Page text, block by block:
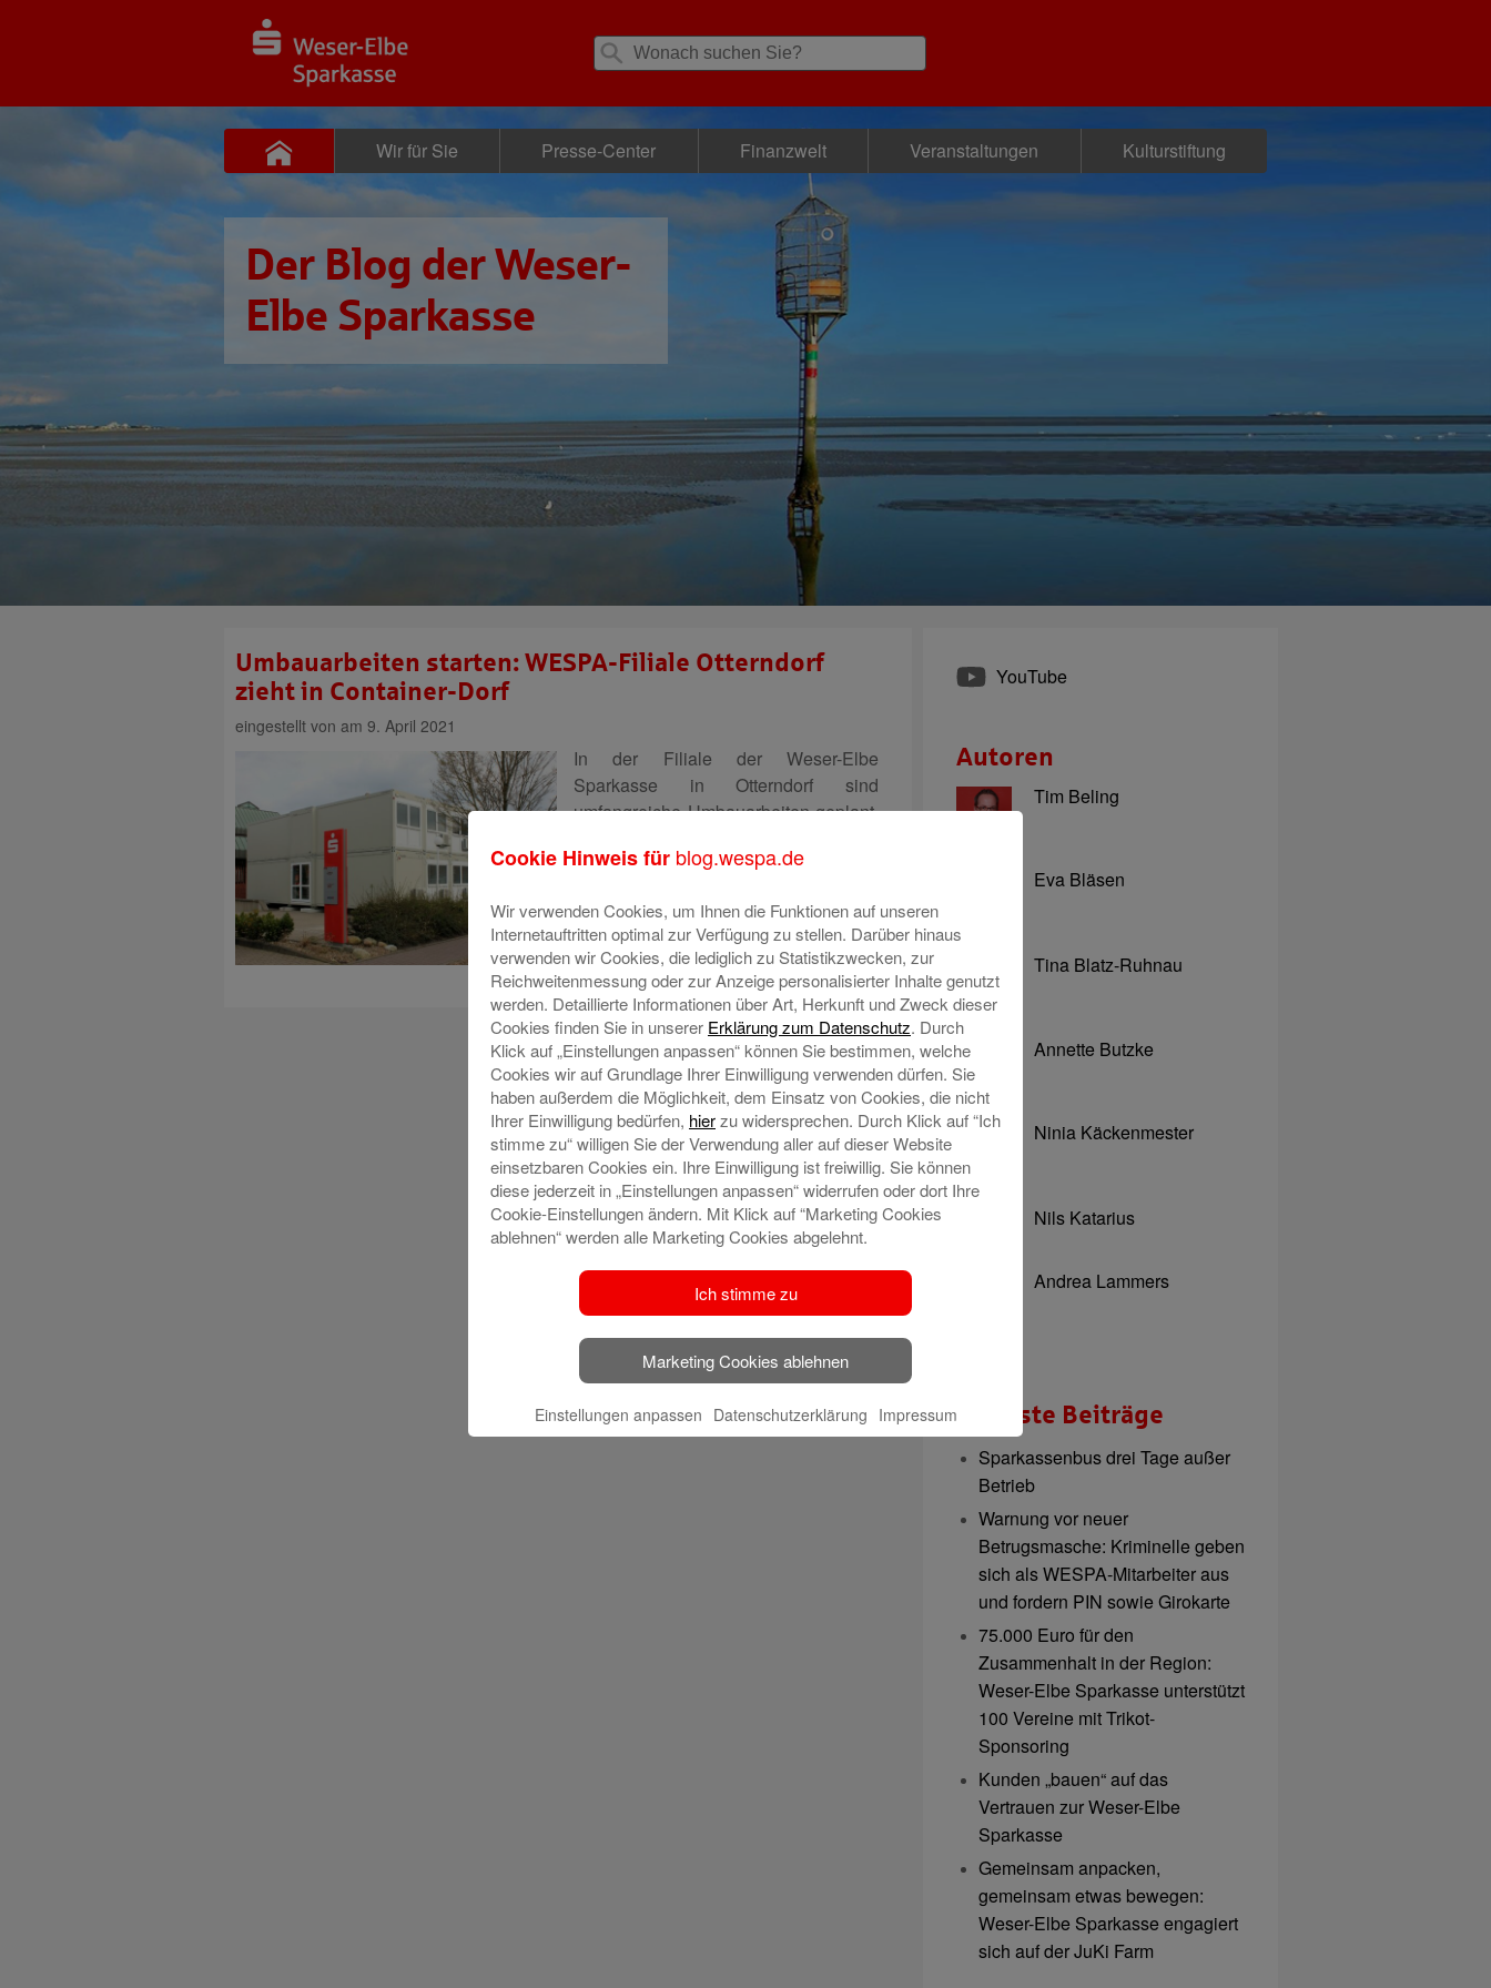
Wir für Sie Presse-Center Finanzwelt Veranstaltungen Kulturstiftung
Der Blog der Weser-
Elbe Sparkasse
Umbauarbeiten starten: WESPA-Filiale Otterndorf
zieht in Container-Dorf
eingestellt von am 9. April 2021
In der Filiale der Weser-Elbe
Sparkasse in Otterndorf sind
umfangreiche Umbauarbeiten geplant.
und optimal für die Beratung
die Brücke zwischen der digitalen und
stationären Sparkasse bilden. Die
Umbauarbeiten sind einMehr lesen
YouTube
Autoren
Tim Beling
Eva Bläsen
Tina Blatz-Ruhnau
Annette Butzke
Ninia Käckenmester
Nils Katarius
Andrea Lammers
Neueste Beiträge
Sparkassenbus drei Tage außer
Betrieb
Warnung vor neuer
Betrugsmasche: Kriminelle geben
sich als WESPA-Mitarbeiter aus
und fordern PIN sowie Girokarte
75.000 Euro für den
Zusammenhalt in der Region:
Weser-Elbe Sparkasse unterstützt
100 Vereine mit Trikot-
Sponsoring
Kunden „bauen“ auf das
Vertrauen zur Weser-Elbe
Sparkasse
Gemeinsam anpacken,
gemeinsam etwas bewegen:
Weser-Elbe Sparkasse engagiert
sich auf der JuKi Farm
Cookie Hinweis für blog.wespa.de
Wir verwenden Cookies, um Ihnen die Funktionen auf unseren
Internetauftritten optimal zur Verfügung zu stellen. Darüber hinaus
verwenden wir Cookies, die lediglich zu Statistikzwecken, zur
Reichweitenmessung oder zur Anzeige personalisierter Inhalte genutzt
werden. Detaillierte Informationen über Art, Herkunft und Zweck dieser
Cookies finden Sie in unserer Erklärung zum Datenschutz. Durch
Klick auf „Einstellungen anpassen“ können Sie bestimmen, welche
Cookies wir auf Grundlage Ihrer Einwilligung verwenden dürfen. Sie
haben außerdem die Möglichkeit, dem Einsatz von Cookies, die nicht
Ihrer Einwilligung bedürfen, hierzu widersprechen. Durch Klick auf “Ich
stimme zu“ willigen Sie der Verwendung aller auf dieser Website
einsetzbaren Cookies ein. Ihre Einwilligung ist freiwillig. Sie können
diese jederzeit in „Einstellungen anpassen“ widerrufen oder dort Ihre
Cookie-Einstellungen ändern. Mit Klick auf “Marketing Cookies
ablehnen“ werden alle Marketing Cookies abgelehnt.
Ich stimme zu
Marketing Cookies ablehnen
Einstellungen anpassen Datenschutzerklärung Impressum